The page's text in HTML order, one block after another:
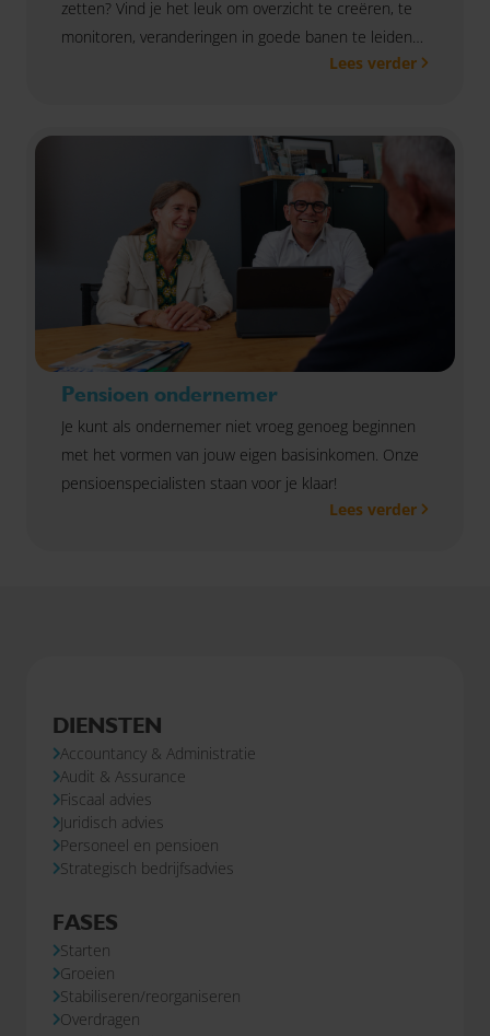
zetten? Vind je het leuk om overzicht te creëren, te
monitoren, veranderingen in goede banen te leiden
en collega's mee te nemen in nieuwe werkwijzen?
Lees verder
Pensioen ondernemer
Je kunt als ondernemer niet vroeg genoeg beginnen
met het vormen van jouw eigen basisinkomen. Onze
pensioenspecialisten staan voor je klaar!
Lees verder
DIENSTEN
Accountancy & Administratie
Audit & Assurance
Fiscaal advies
Juridisch advies
Personeel en pensioen
Strategisch bedrijfsadvies
FASES
Starten
Groeien
Stabiliseren/reorganiseren
Overdragen